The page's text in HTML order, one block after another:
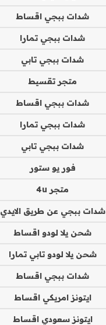
شدات ببجي اقساط
شدات ببجي تمارا
شدات ببجي تابي
متجر تقسيط
شدات ببجي اقساط
شدات ببجي تمارا
شدات ببجي تابي
فور يو ستور
متجر 4u
شدات ببجي عن طريق الايدي
شحن يلا لودو اقساط
شحن يلا لودو تابي تمارا
شدات ببجي اقساط
ايتونز امريكي اقساط
ايتونز سعودي اقساط